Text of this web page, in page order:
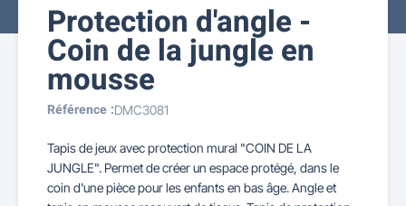
Protection d'angle -
Coin de la jungle en
mousse
Référence :DMC3081
Tapis de jeux avec protection mural "COIN DE LA
JUNGLE". Permet de créer un espace protégé, dans le
coin d'une pièce pour les enfants en bas âge. Angle et